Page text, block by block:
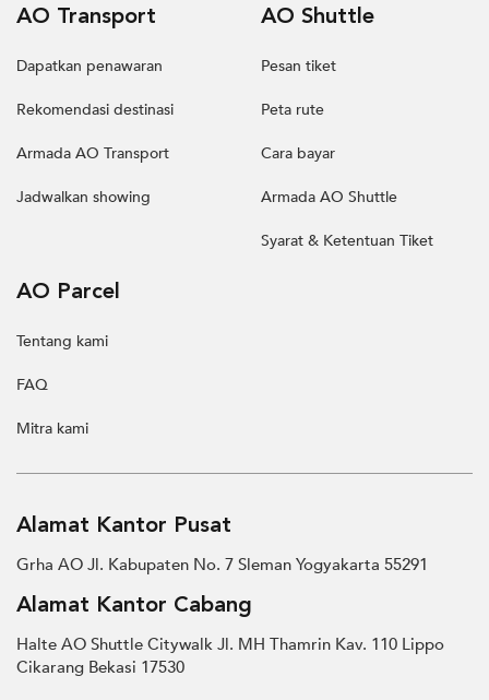
AO Transport
Dapatkan penawaran
Rekomendasi destinasi
Armada AO Transport
Jadwalkan showing
AO Shuttle
Pesan tiket
Peta rute
Cara bayar
Armada AO Shuttle
Syarat & Ketentuan Tiket
AO Parcel
Tentang kami
FAQ
Mitra kami
Alamat Kantor Pusat
Grha AO Jl. Kabupaten No. 7 Sleman Yogyakarta 55291
Alamat Kantor Cabang
Halte AO Shuttle Citywalk Jl. MH Thamrin Kav. 110 Lippo
Cikarang Bekasi 17530